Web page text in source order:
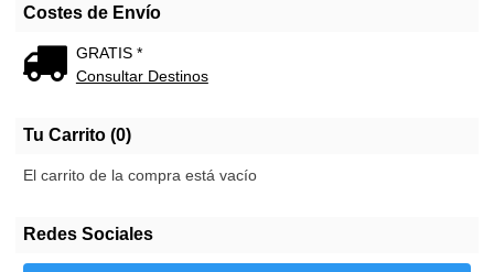
Costes de Envío
GRATIS *
Consultar Destinos
Tu Carrito (0)
El carrito de la compra está vacío
Redes Sociales